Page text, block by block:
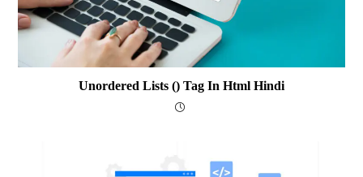
Unordered Lists () Tag In Html Hindi